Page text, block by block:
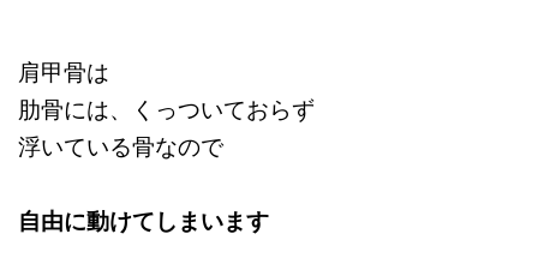
肩甲骨は
肋骨には、くっついておらず
浮いている骨なので
自由に動けてしまいます